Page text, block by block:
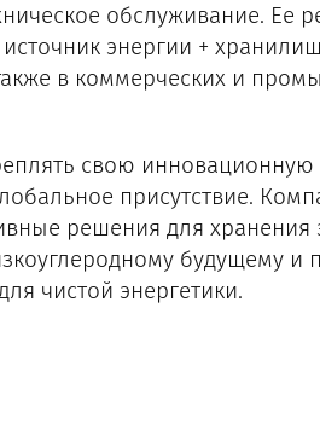
обслуживание. Ее
энергии +
в коммерческих и
свою инновационную
присутствие.
решения для хранения
будущему и
чистой энергетики.